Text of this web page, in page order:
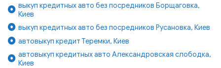
выкуп кредитных авто без посредников Борщаговка,
Киев
выкуп кредитных авто без посредников Русановка, Киев
автовыкуп кредит Теремки, Киев
автовыкуп кредитных авто Александровская слободка,
Киев